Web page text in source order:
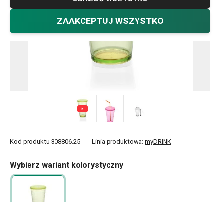
ZAAKCEPTUJ WSZYSTKO
Kod produktu 308806.25 Linia produktowa: myDRINK
Wybierz wariant kolorystyczny